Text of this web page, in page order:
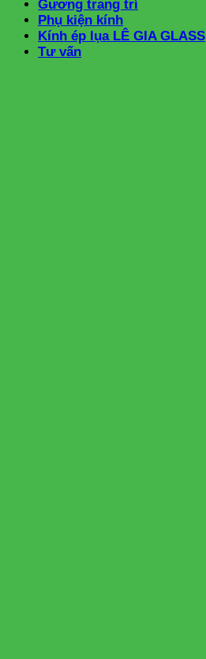
Gương trang trí
Phụ kiện kính
Kính ép lụa LÊ GIA GLASS
Tư vấn